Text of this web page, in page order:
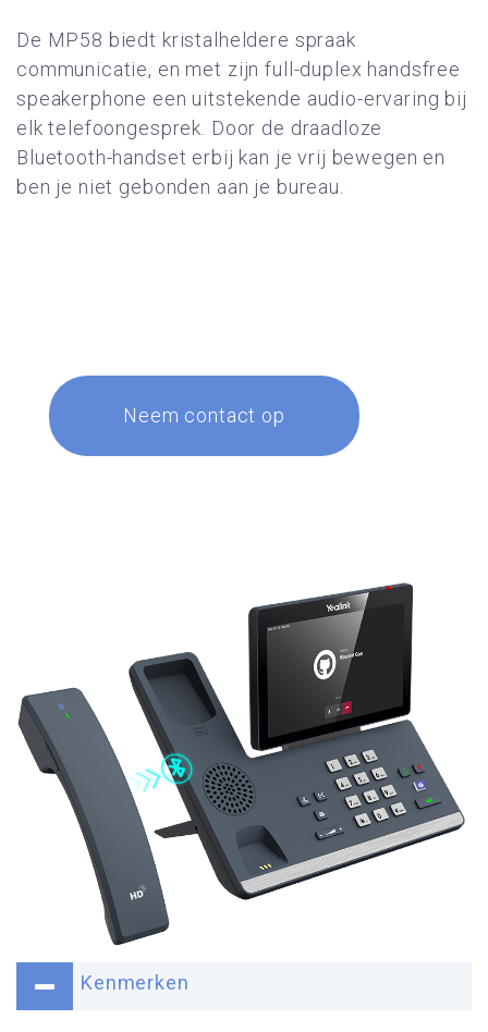
De MP58 biedt kristalheldere spraak
communicatie, en met zijn full-duplex handsfree
speakerphone een uitstekende audio-ervaring bij
elk telefoongesprek. Door de draadloze
Bluetooth-handset erbij kan je vrij bewegen en
ben je niet gebonden aan je bureau.
Neem contact op
Kenmerken